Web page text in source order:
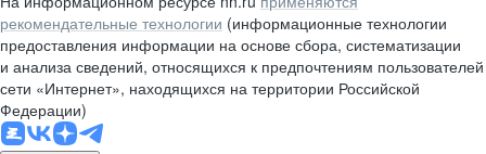
рекомендательные технологии (информационные технологии
предоставления информации на основе сбора, систематизации
и анализа сведений, относящихся к предпочтениям пользователей
сети «Интернет», находящихся на территории Российской
Федерации)